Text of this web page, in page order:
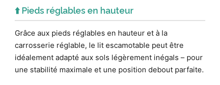
⬆️ Pieds réglables en hauteur
Grâce aux pieds réglables en hauteur et à la
carrosserie réglable, le lit escamotable peut être
idéalement adapté aux sols légèrement inégals – pour
une stabilité maximale et une position debout parfaite.